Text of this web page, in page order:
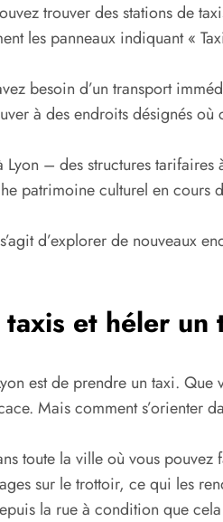
trouver des stations de
les panneaux indiquant «
besoin d’un transport
à des endroits désignés où
– des structures
patrimoine culturel en cours
d’explorer de nouveaux
et héler un
est de prendre un taxi.
Mais comment s’orienter
toute la ville où vous
sur le trottoir, ce qui les
la rue à condition que